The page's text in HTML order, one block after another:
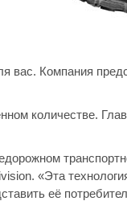
вас. Компания
количестве.
«Эта
её